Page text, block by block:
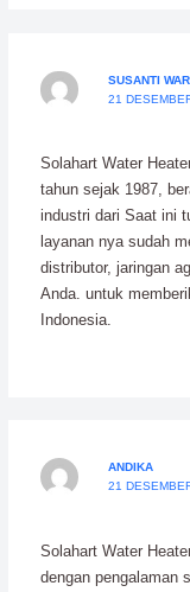
SUSANTI
21
Solahart Water
tahun sejak 1987,
industri dari Saat ini
layanan nya sudah
distributor, jaringan
Anda. untuk
Indonesia.
ANDIKA
21
Solahart Water
dengan pengalaman